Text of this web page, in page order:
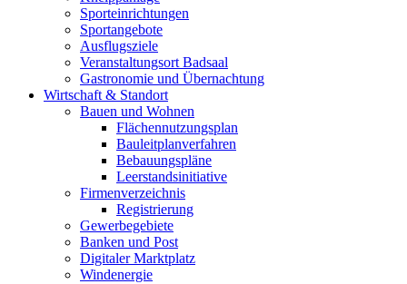
Sporteinrichtungen
Sportangebote
Ausflugsziele
Veranstaltungsort Badsaal
Gastronomie und Übernachtung
Wirtschaft & Standort
Bauen und Wohnen
Flächennutzungsplan
Bauleitplanverfahren
Bebauungspläne
Leerstandsinitiative
Firmenverzeichnis
Registrierung
Gewerbegebiete
Banken und Post
Digitaler Marktplatz
Windenergie